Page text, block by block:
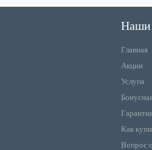
Наши
Главная
Акции
Услуги
Как
Вопрос